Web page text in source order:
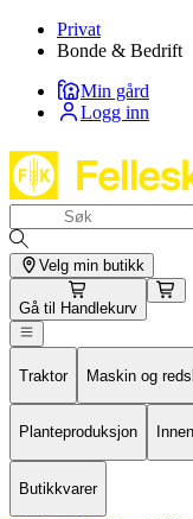
Privat
Bonde & Bedrift
Min gård
Logg inn
Velg min butikk
Gå til Handlekurv
Traktor Maskin og
Planteproduksjon
Butikkvarer